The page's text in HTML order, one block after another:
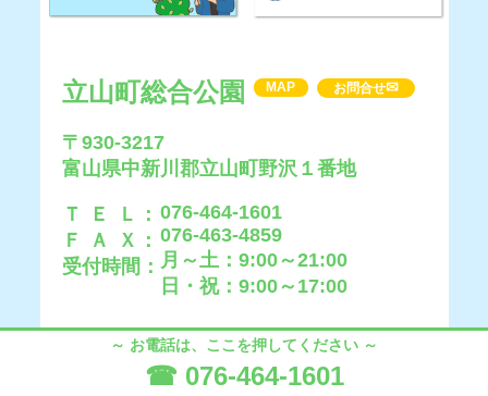
立山町総合公園 MAP お問合せ✉
〒930-3217
富山県中新川郡立山町野沢１番地
Ｔ Ｅ Ｌ：
Ｆ Ａ Ｘ：
受付時間：
076-464-1601
076-463-4859
月～土：9:00～21:00
日・祝：9:00～17:00
～ お電話は、ここを押してください ～
☎ 076-464-1601